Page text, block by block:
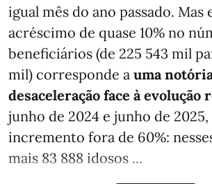
igual mês do ano passado. Mas
acréscimo de quase 10% no
beneficiários (de 225 543 mil
mil) corresponde a uma
desaceleração face à evolução
junho de 2024 e junho de
incremento fora de 60%:
mais 83 888 idosos ...